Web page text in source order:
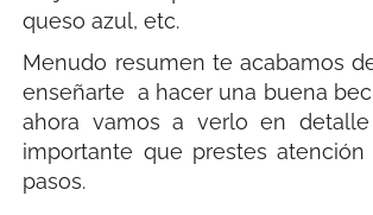
queso azul, etc.
Menudo resumen te acabamos
enseñarte a hacer una buena
ahora vamos a verlo en
importante que prestes
pasos.